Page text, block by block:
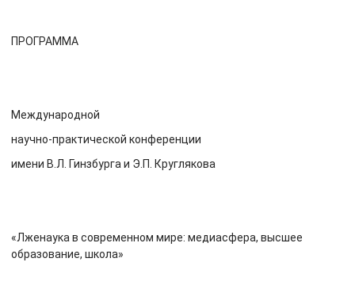
ПРОГРАММА
Международной
научно-практической конференции
имени В.Л. Гинзбурга и Э.П. Круглякова
«Лженаука в современном мире: медиасфера, высшее
образование, школа»